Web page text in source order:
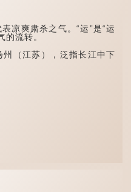
爽肃杀之气。“运”是“运
的流转。
（江苏），泛指长江中下